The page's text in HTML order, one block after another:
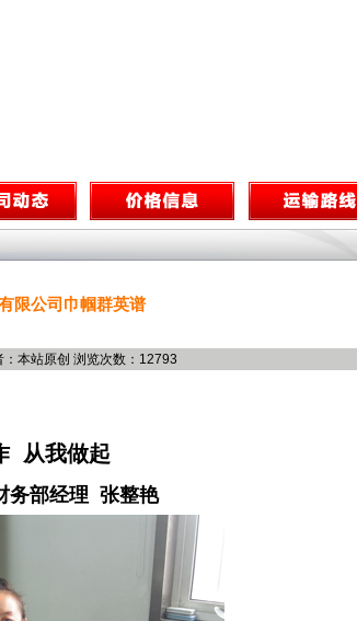
限公司巾帼群英谱
本站原创 浏览次数：12793
从我做起
务部经理 张整艳